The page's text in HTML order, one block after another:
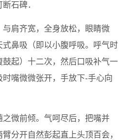
石碑．
肩齐宽，全身放松，眼睛微
鼻吸（即以小腹呼吸。呼气时
起）十二次，然后口吸补气一
嘴微微张开，手放下-手心向
微前倾。气呵尽后，把嘴并
分开自然彭起直上头顶百会，